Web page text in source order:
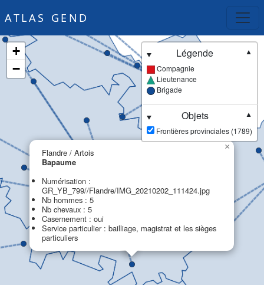
ATLAS GEND
Flandre / Artois
Bapaume
Numérisation :
GR_YB_799//Flandre/IMG_20210202_111424.jpg
Nb hommes : 5
Nb chevaux : 5
Casernement : oui
Service particulier : bailliage, magistrat et les sièges
particuliers
×
+
−
Légende
▼
Compagnie
Lieutenance
Brigade
Objets
▼
Frontières provinciales (1789)